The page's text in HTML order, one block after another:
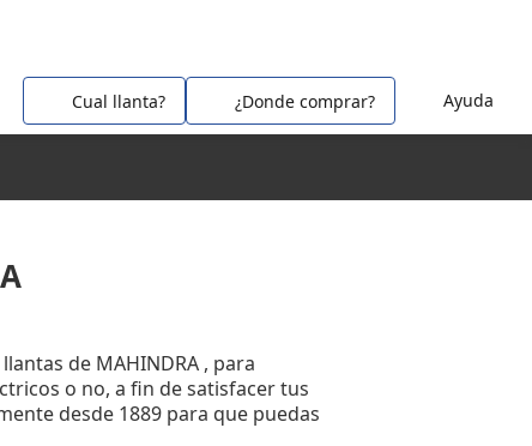
Ayuda
Cual llanta? ¿Donde comprar?
de MAHINDRA , para
o no, a fin de satisfacer tus
desde 1889 para que puedas